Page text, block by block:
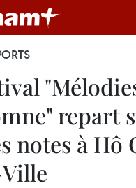
repart
notes à Hô